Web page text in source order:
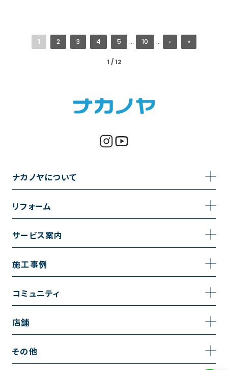
1 / 12
1 2 3 4 5 ... 10 ... › »
ナカノヤについて
事業内容
採用情報
リフォーム
トイレのリフォーム
キッチンのリフォーム
リノベーション
内装のリフォーム
サービス案内
サービスの流れ
施工事例
施工事例一覧
お風呂の施工事例
コミュニティ
コミュニティ
お知らせ
店舗
越谷店
その他